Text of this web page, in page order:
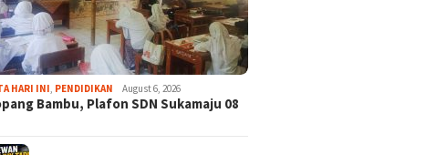
HARI INI PENDIDIKAN August 6, 2026
Bambu, Plafon SDN Sukamaju 08